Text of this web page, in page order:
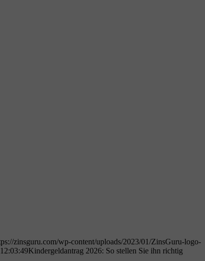
zinsguru.com/wp-content/uploads/2023/01/ZinsGuru-logo-
Kindergeldantrag 2026: So stellen Sie ihn richtig